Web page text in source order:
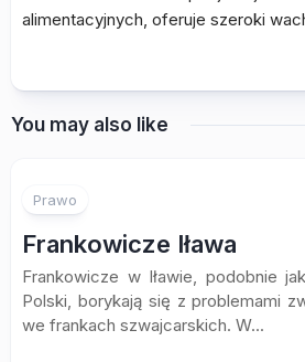
alimentacyjnych, oferuje szeroki
You may also like
Prawo
Frankowicze Iława
Frankowicze w Iławie, podobnie
Polski, borykają się z problemami
we frankach szwajcarskich. W...